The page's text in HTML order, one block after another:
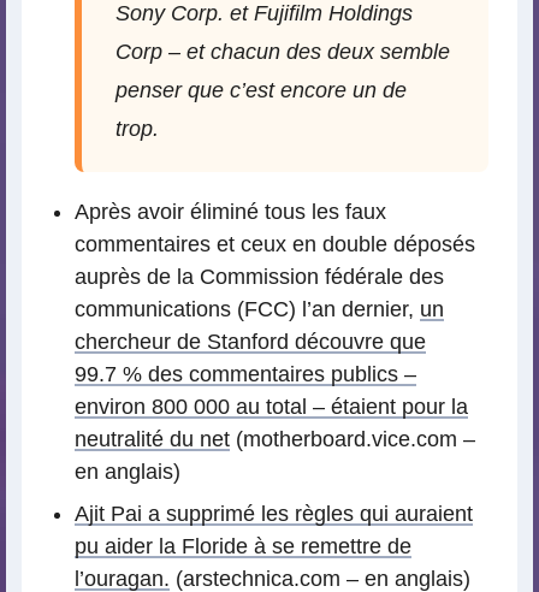
Sony Corp. et Fujifilm Holdings
Corp – et chacun des deux semble
penser que c’est encore un de
trop.
Après avoir éliminé tous les faux
commentaires et ceux en double déposés
auprès de la Commission fédérale des
communications (FCC) l’an dernier, un
chercheur de Stanford découvre que
99.7 % des commentaires publics –
environ 800 000 au total – étaient pour la
neutralité du net (motherboard.vice.com –
en anglais)
Ajit Pai a supprimé les règles qui auraient
pu aider la Floride à se remettre de
l’ouragan. (arstechnica.com – en anglais)